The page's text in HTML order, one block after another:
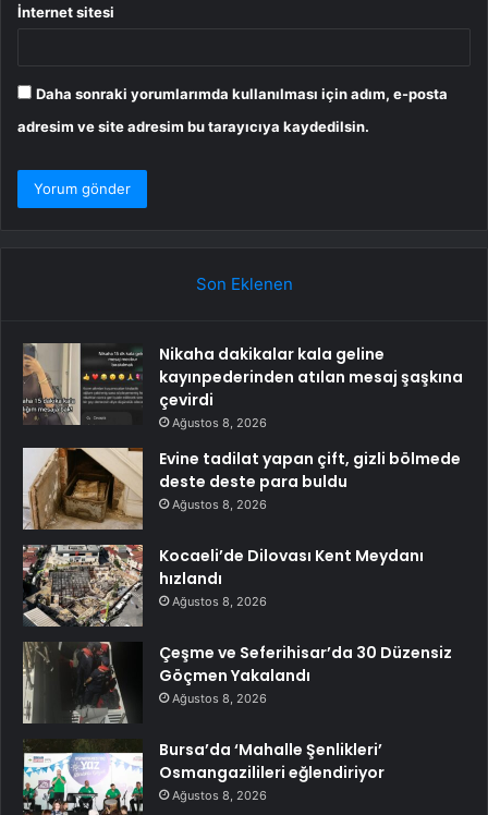
İnternet sitesi
Daha sonraki yorumlarımda kullanılması için adım, e-posta
adresim ve site adresim bu tarayıcıya kaydedilsin.
Son Eklenen
Nikaha dakikalar kala geline
kayınpederinden atılan mesaj şaşkına
çevirdi
Ağustos 8, 2026
Evine tadilat yapan çift, gizli bölmede
deste deste para buldu
Ağustos 8, 2026
Kocaeli’de Dilovası Kent Meydanı
hızlandı
Ağustos 8, 2026
Çeşme ve Seferihisar’da 30 Düzensiz
Göçmen Yakalandı
Ağustos 8, 2026
Bursa’da ‘Mahalle Şenlikleri’
Osmangazilileri eğlendiriyor
Ağustos 8, 2026